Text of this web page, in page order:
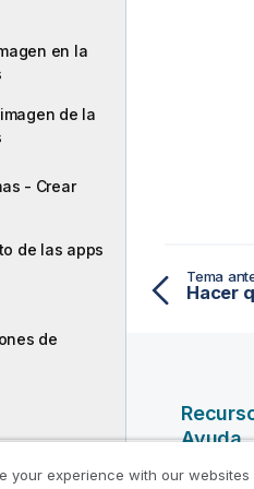
en la
de la
- Crear
de las apps
de
Tema
Ayuda
Vídeos
your experience with our websites